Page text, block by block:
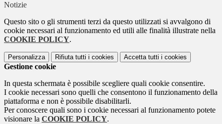
Notizie
Questo sito o gli strumenti terzi da questo utilizzati si avvalgono di
cookie necessari al funzionamento ed utili alle finalità illustrate nella
COOKIE POLICY.
Personalizza Rifiuta tutti i cookies Accetta tutti i cookies
Gestione cookie
In questa schermata è possibile scegliere quali cookie consentire.
I cookie necessari sono quelli che consentono il funzionamento della
piattaforma e non è possibile disabilitarli.
Per conoscere quali sono i cookie necessari al funzionamento potete
visionare la COOKIE POLICY.